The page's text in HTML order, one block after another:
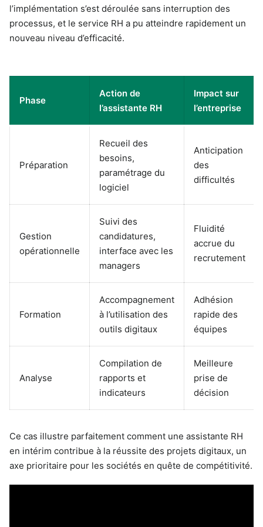
l’implémentation s’est déroulée sans interruption des
processus, et le service RH a pu atteindre rapidement un
nouveau niveau d’efficacité.
Phase
Action de
l’assistante RH
Impact sur
l’entreprise
Préparation
Recueil des
besoins,
paramétrage du
logiciel
Anticipation
des
difficultés
Gestion
opérationnelle
Suivi des
candidatures,
interface avec les
managers
Fluidité
accrue du
recrutement
Formation
Accompagnement
à l’utilisation des
outils digitaux
Adhésion
rapide des
équipes
Analyse
Compilation de
rapports et
indicateurs
Meilleure
prise de
décision
Ce cas illustre parfaitement comment une assistante RH
en intérim contribue à la réussite des projets digitaux, un
axe prioritaire pour les sociétés en quête de compétitivité.